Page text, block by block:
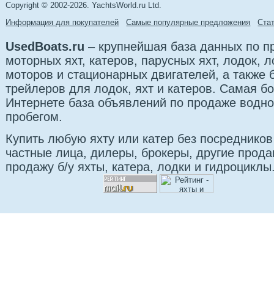
Copyright © 2002-2026. YachtsWorld.ru Ltd.
Информация для покупателей
Самые популярные предложения
UsedBoats.ru – крупнейшая база данных по
моторных яхт, катеров, парусных яхт, лодок,
моторов и стационарных двигателей, а также
трейлеров для лодок, яхт и катеров. Самая
Интернете база объявлений по продаже
пробегом.
Купить любую яхту или катер без
частные лица, дилеры, брокеры, другие
продажу б/у яхты, катера, лодки и